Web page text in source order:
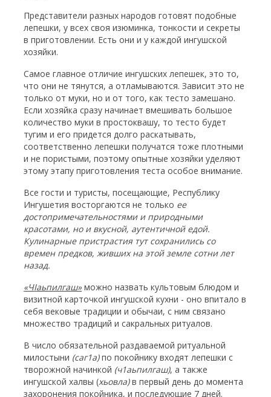
Представители разных народов готовят подобные
лепешки, у всех своя изюминка, тонкости и секреты
в приготовлении. Есть они и у каждой ингушской
хозяйки.
Самое главное отличие ингушских лепешек, это то,
что они не тянутся, а отламываются. Зависит это не
только от муки, но и от того, как тесто замешано.
Если хозяйка сразу начинает вмешивать большое
количество муки в простоквашу, то тесто будет
тугим и его придется долго раскатывать,
соответственно лепешки получатся тоже плотными
и не пористыми, поэтому опытные хозяйки уделяют
этому этапу приготовления теста особое внимание.
Все гости и туристы, посещающие, Республику
Ингушетия восторгаются не только ее
достопримечательностями и природными
красотами, но и вкусной, аутентичной едой.
Кулинарные пристрастия тут сохранились со
времен предков, живших на этой земле сотни лет
назад.
«ЧIаьпилгаш»можно назвать культовым блюдом и
визитной карточкой ингушской кухни - оно впитало в
себя вековые традиции и обычаи, с ним связано
множество традиций и сакральных ритуалов.
В число обязательной раздаваемой ритуальной
милостыни (саг1а)по покойнику входят лепешки с
творожной начинкой (ч1аьпилгаш), а также
ингушской халвы (хьовла)в первый день до момента
захоронения покойника, и последующие 7 дней.